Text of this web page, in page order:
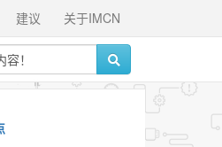
关于IMCN
建议